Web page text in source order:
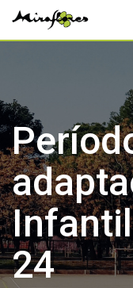
Skip
24